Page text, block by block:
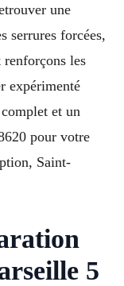
une
serrures forcées,
renforçons les
expérimenté
et un
pour votre
Saint-
5